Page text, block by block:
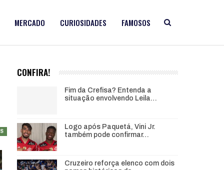
MERCADO CURIOSIDADES FAMOSOS
CONFIRA!
Fim da Crefisa? Entenda a
situação envolvendo Leila…
Logo após Paquetá, Vini Jr.
também pode confirmar…
Cruzeiro reforça elenco com dois